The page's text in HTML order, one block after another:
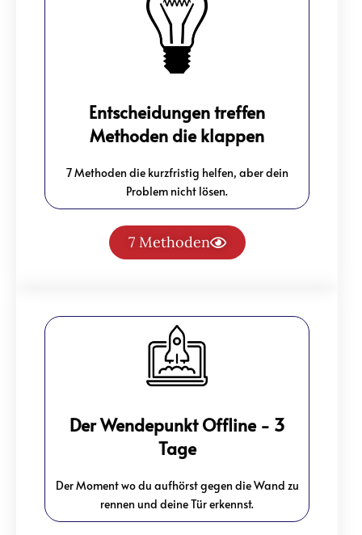
Entscheidungen treffen
Methoden die klappen
7 Methoden die kurzfristig helfen, aber dein
Problem nicht lösen.
7 Methoden
Der Wendepunkt Offline - 3
Tage
Der Moment wo du aufhörst gegen die Wand zu
rennen und deine Tür erkennst.